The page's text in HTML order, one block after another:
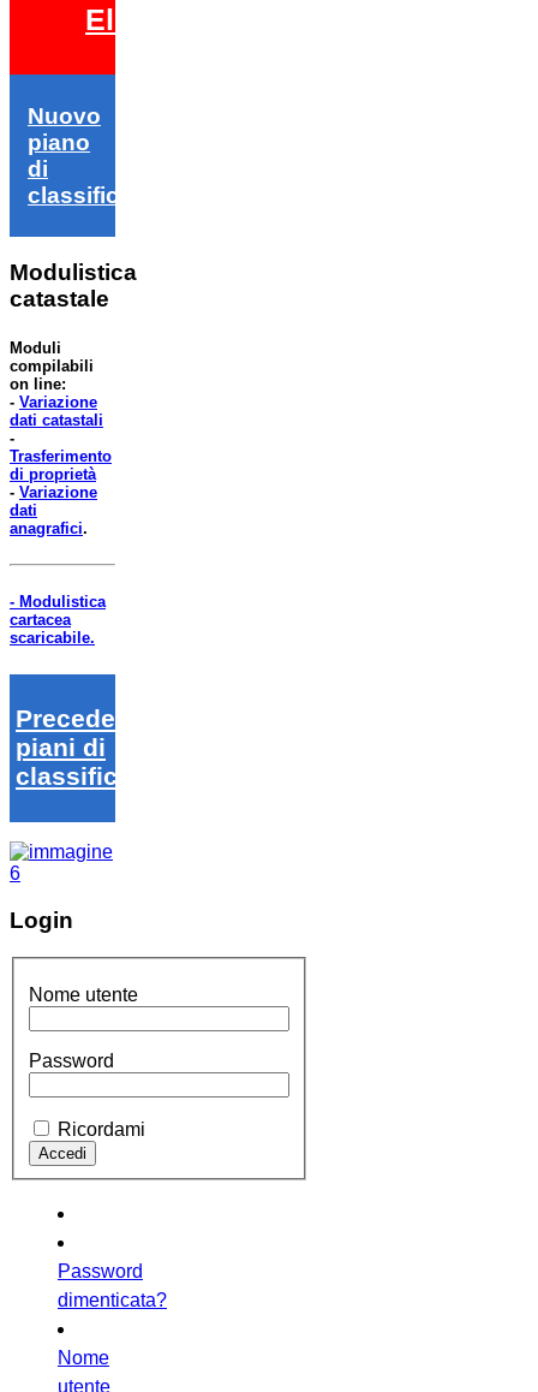
Elezioni 2026
Nuovo
piano
di
classifica
Modulistica
catastale
Moduli
compilabili
on line:
- Variazione
dati catastali
-
Trasferimento
di proprietà
- Variazione
dati
anagrafici.
- Modulistica
cartacea
scaricabile.
Precedenti
piani di
classifica
Login
Nome utente
Password
Ricordami
Password
dimenticata?
Nome
utente